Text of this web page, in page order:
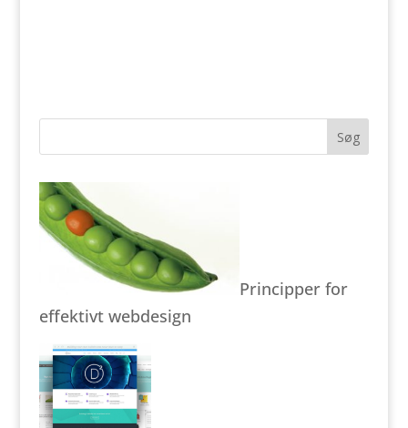
Principper for
effektivt webdesign